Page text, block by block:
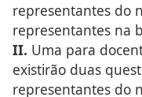
representantes do
representantes na
II. Uma para
existirão duas
representantes do